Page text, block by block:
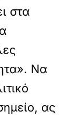
στα
Να
ας